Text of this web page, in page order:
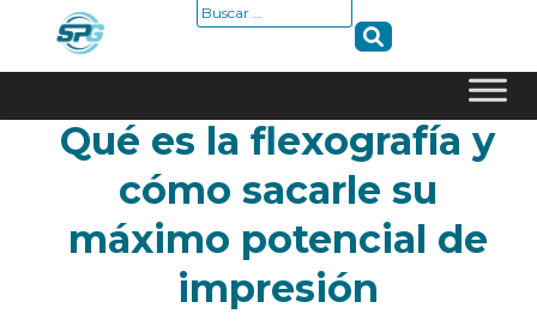
Buscar:
Qué es la flexografía y
cómo sacarle su
máximo potencial de
impresión